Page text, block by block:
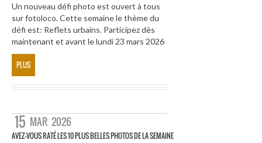
Un nouveau défi photo est ouvert à tous
sur fotoloco. Cette semaine le thème du
défi est: Reflets urbains. Participez dès
maintenant et avant le lundi 23 mars 2026
PLUS
15 MAR 2026
AVEZ-VOUS RATÉ LES 10 PLUS BELLES PHOTOS DE LA SEMAINE